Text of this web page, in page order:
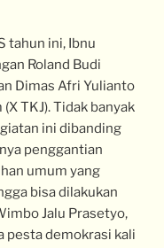
tahun ini, Ibnu
Roland Budi
Dimas Afri Yulianto
TKJ). Tidak banyak
ini dibanding
penggantian
umum yang
bisa dilakukan
Jalu Prasetyo,
pesta demokrasi kali